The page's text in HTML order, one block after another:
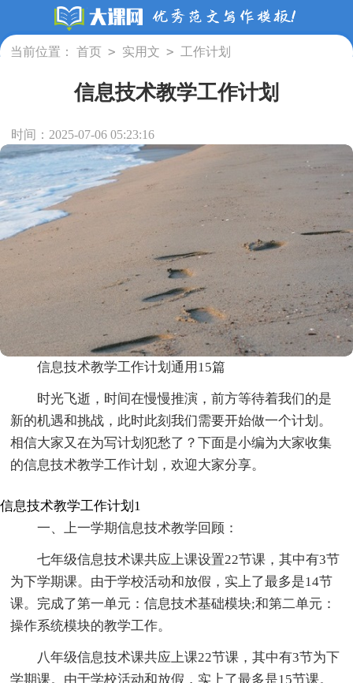
当前位置： 首页 > 实用文 > 工作计划
信息技术教学工作计划
时间：2025-07-06 05:23:16
信息技术教学工作计划通用15篇
时光飞逝，时间在慢慢推演，前方等待着我们的是
新的机遇和挑战，此时此刻我们需要开始做一个计划。
相信大家又在为写计划犯愁了？下面是小编为大家收集
的信息技术教学工作计划，欢迎大家分享。
信息技术教学工作计划1
一、上一学期信息技术教学回顾：
七年级信息技术课共应上课设置22节课，其中有3节
为下学期课。由于学校活动和放假，实上了最多是14节
课。完成了第一单元：信息技术基础模块;和第二单元：
操作系统模块的教学工作。
八年级信息技术课共应上课22节课，其中有3节为下
学期课。由于学校活动和放假，实上了最多是15节课。